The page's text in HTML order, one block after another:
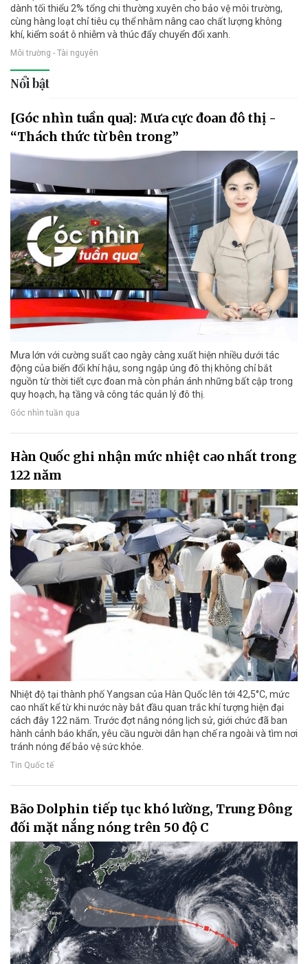
dành tối thiểu 2% tổng chi thường xuyên cho bảo vệ môi trường,
cùng hàng loạt chỉ tiêu cụ thể nhằm nâng cao chất lượng không
khí, kiểm soát ô nhiễm và thúc đẩy chuyển đổi xanh.
Môi trường - Tài nguyên
Nổi bật
[Góc nhìn tuần qua]: Mưa cực đoan đô thị -
“Thách thức từ bên trong”
Mưa lớn với cường suất cao ngày càng xuất hiện nhiều dưới tác
động của biến đổi khí hậu, song ngập úng đô thị không chỉ bắt
nguồn từ thời tiết cực đoan mà còn phản ánh những bất cập trong
quy hoạch, hạ tầng và công tác quản lý đô thị.
Góc nhìn tuần qua
Hàn Quốc ghi nhận mức nhiệt cao nhất trong
122 năm
Nhiệt độ tại thành phố Yangsan của Hàn Quốc lên tới 42,5°C, mức
cao nhất kể từ khi nước này bắt đầu quan trắc khí tượng hiện đại
cách đây 122 năm. Trước đợt nắng nóng lịch sử, giới chức đã ban
hành cảnh báo khẩn, yêu cầu người dân hạn chế ra ngoài và tìm nơi
tránh nóng để bảo vệ sức khỏe.
Tin Quốc tế
Bão Dolphin tiếp tục khó lường, Trung Đông
đối mặt nắng nóng trên 50 độ C